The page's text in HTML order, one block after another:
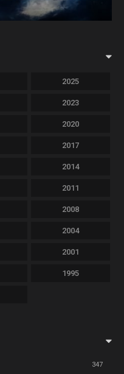
2025
2023
2020
2017
2014
2011
2008
2004
2001
1995
347